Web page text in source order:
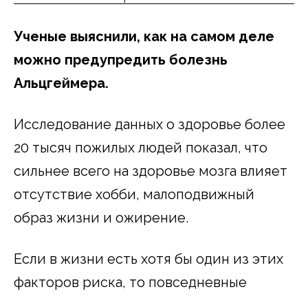
Ученые выяснили, как на самом деле
можно предупредить болезнь
Альцгеймера.
Исследование данных о здоровье более
20 тысяч пожилых людей показал, что
сильнее всего на здоровье мозга влияет
отсутствие хобби, малоподвижный
образ жизни и ожирение.
Если в жизни есть хотя бы один из этих
факторов риска, то повседневные